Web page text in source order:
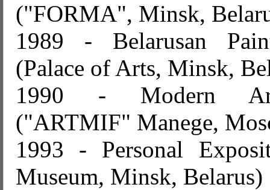
("FORMA", Minsk,
1989 - Belarusan
(Palace of Arts, Minsk,
1990 - Modern
("ARTMIF" Manege,
1993 - Personal
Museum, Minsk, Belarus)